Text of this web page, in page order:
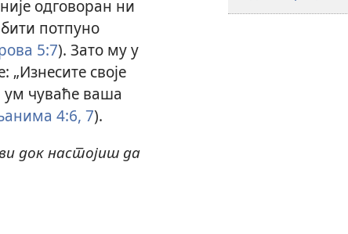
одговоран ни
потпуно
5:7). Зато му у
своје
ум чуваће ваша
4:6, 7).
док настојиш да